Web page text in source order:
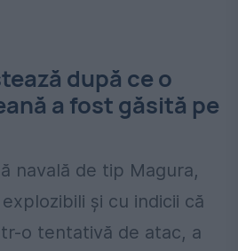
după ce o
a fost găsită pe
navală de tip Magura,
şi cu indicii că
o tentativă de atac, a